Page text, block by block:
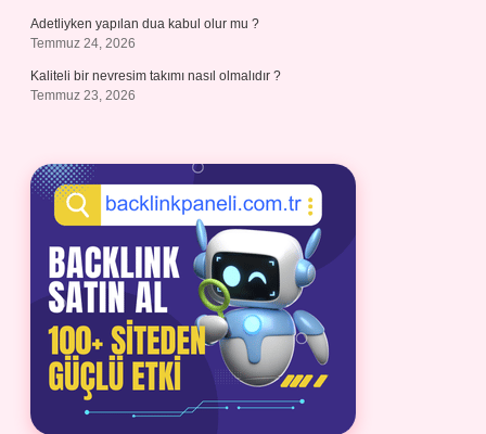
Adetliyken yapılan dua kabul olur mu ?
Temmuz 24, 2026
Kaliteli bir nevresim takımı nasıl olmalıdır ?
Temmuz 23, 2026